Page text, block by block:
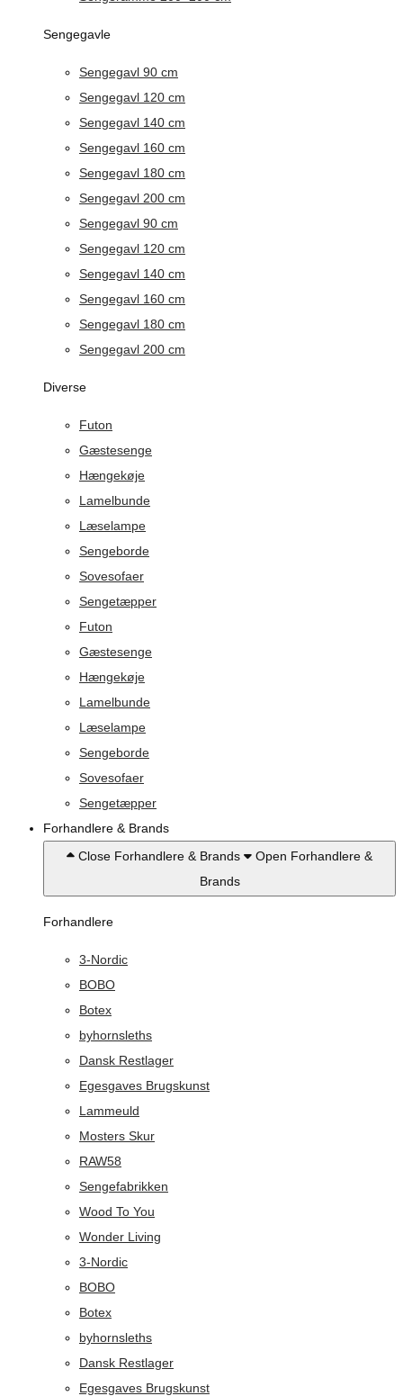
Sengegavle
Sengegavl 90 cm
Sengegavl 120 cm
Sengegavl 140 cm
Sengegavl 160 cm
Sengegavl 180 cm
Sengegavl 200 cm
Sengegavl 90 cm
Sengegavl 120 cm
Sengegavl 140 cm
Sengegavl 160 cm
Sengegavl 180 cm
Sengegavl 200 cm
Diverse
Futon
Gæstesenge
Hængekøje
Lamelbunde
Læselampe
Sengeborde
Sovesofaer
Sengetæpper
Futon
Gæstesenge
Hængekøje
Lamelbunde
Læselampe
Sengeborde
Sovesofaer
Sengetæpper
Forhandlere & Brands
Close Forhandlere & Brands
Open Forhandlere &
Brands
Forhandlere
3-Nordic
BOBO
Botex
byhornsleths
Dansk Restlager
Egesgaves Brugskunst
Lammeuld
Mosters Skur
RAW58
Sengefabrikken
Wood To You
Wonder Living
3-Nordic
BOBO
Botex
byhornsleths
Dansk Restlager
Egesgaves Brugskunst